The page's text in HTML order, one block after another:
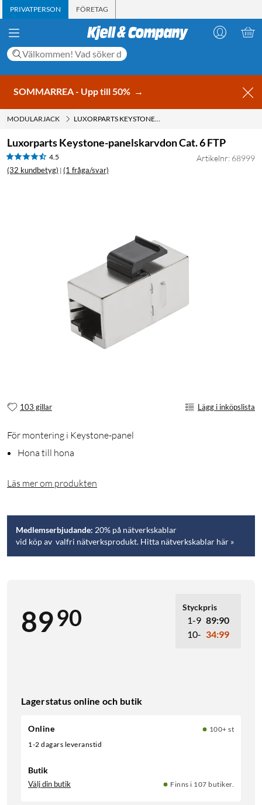
PRIVATPERSON FÖRETAG
SOMMARREA - Upp till 50% →
MODULARJACK LUXORPARTS KEYSTONE-PANELSKARVDON CAT. 6 FTP
Luxorparts Keystone-panelskarvdon Cat. 6 FTP
4.5
(32 kundbetyg) | (1 fråga/svar)
Artikelnr: 68999
103 gillar Lägg i inköpslista
För montering i Keystone-panel
Hona till hona
Läs mer om produkten
Medlemserbjudande: 20% på nätverkskablar
vid köp av valfri nätverksprodukt. Hitta nätverkskablar här »
8990 Styckpris
1-9 89:90
10- 34:99
Lagerstatus online och butik
Online
100+ st
1-2 dagars leveranstid
Butik
Välj din butik Finns i 107 butiker.